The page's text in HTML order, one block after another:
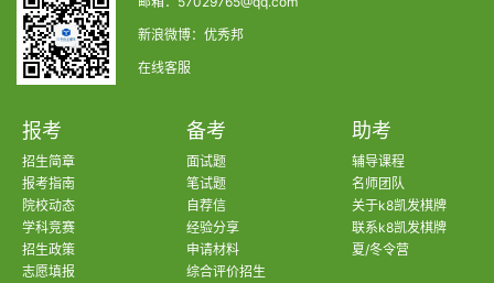
新浪微博：优秀邦
在线客服
报考
招生简章
报考指南
院校动态
学科竞赛
招生政策
志愿填报
备考
面试题
笔试题
自荐信
经验分享
申请材料
综合评价招生
助考
辅导课程
名师团队
关于k8凯发棋牌
联系k8凯发棋牌
夏/冬令营